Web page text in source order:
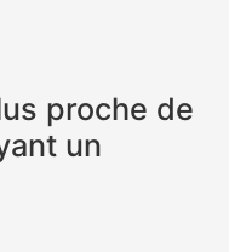
proche de
un